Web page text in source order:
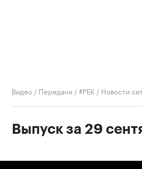
Видео / Передачи /#РБК / Новости
Выпуск за 29